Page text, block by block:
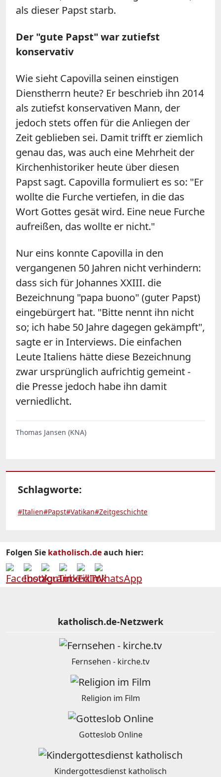
als dieser Papst starb.
Der "gute Papst" war zutiefst
konservativ
Wie sieht Capovilla seinen einstigen
Dienstherrn heute? Er beschrieb ihn 2014
als zutiefst konservativen Mann, der
jedoch stets offen für die Anliegen der
Zeit geblieben sei. Damit trifft er ziemlich
genau das, was auch eine Mehrheit der
Kirchenhistoriker heute über diesen
Papst sagt. Capovilla formuliert es so: "Er
wollte die Furche vertiefen, in die das
Wort Gottes gesät wird. Eine neue Furche
aufreißen, das wollte er nicht."
Nur eins konnte Capovilla in den
vergangenen 50 Jahren nicht verhindern:
dass sich für Johannes XXIII. die
Bezeichnung "papa buono" (guter Papst)
eingebürgert hat. "Bitte nennt ihn nicht
so; ich habe 50 Jahre dagegen gekämpft",
sagte er in Interviews. Die einfachen
Leute Italiens hätte diese Bezeichnung
zwar ursprünglich aufrichtig gemeint -
die Presse jedoch habe ihn damit
verniedlicht.
Thomas Jansen (KNA)
Schlagworte:
#Italien#Papst#Vatikan#Zeitgeschichte
Folgen Sie katholisch.deauch hier:
katholisch.de-Netzwerk
Fernsehen - kirche.tv
Religion im Film
Gotteslob Online
Kindergottesdienst katholisch